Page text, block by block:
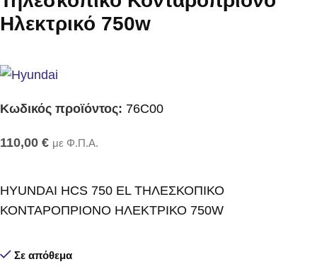
Ηλεκτρικό 750w
Κωδικός προϊόντος: 76C00
110,00 € με Φ.Π.Α.
HYUNDAI HCS 750 EL ΤΗΛΕΣΚΟΠΙΚΟ
ΚΟΝΤΑΡΟΠΡΙΟΝΟ ΗΛΕΚΤΡΙΚΟ 750W
Σε απόθεμα